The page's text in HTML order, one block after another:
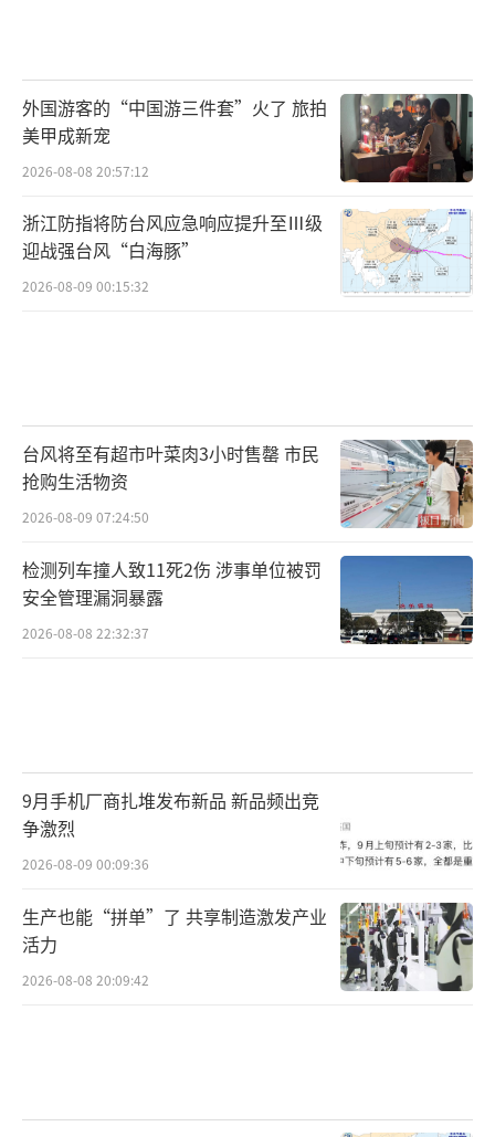
外国游客的“中国游三件套”火了 旅拍
美甲成新宠
2026-08-08 20:57:12
浙江防指将防台风应急响应提升至Ⅲ级
迎战强台风“白海豚”
2026-08-09 00:15:32
台风将至有超市叶菜肉3小时售罄 市民
抢购生活物资
2026-08-09 07:24:50
检测列车撞人致11死2伤 涉事单位被罚
安全管理漏洞暴露
2026-08-08 22:32:37
9月手机厂商扎堆发布新品 新品频出竞
争激烈
2026-08-09 00:09:36
生产也能“拼单”了 共享制造激发产业
活力
2026-08-08 20:09:42